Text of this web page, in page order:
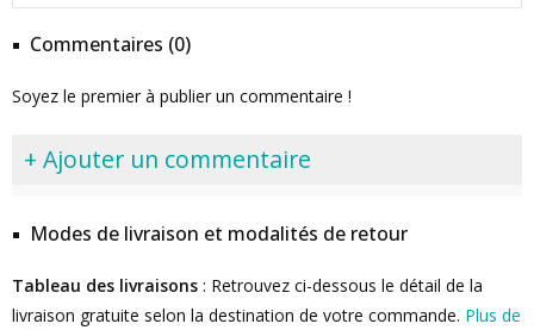
Commentaires (0)
Soyez le premier à publier un commentaire !
+ Ajouter un commentaire
Modes de livraison et modalités de retour
Tableau des livraisons : Retrouvez ci-dessous le détail de la
livraison gratuite selon la destination de votre commande. Plus de